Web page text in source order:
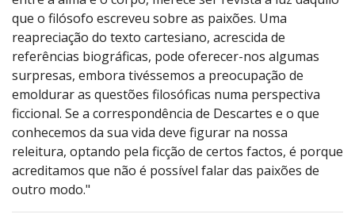
que o filósofo escreveu sobre as paixões. Uma
reapreciação do texto cartesiano, acrescida de
referências biográficas, pode oferecer-nos algumas
surpresas, embora tivéssemos a preocupação de
emoldurar as questões filosóficas numa perspectiva
ficcional. Se a correspondência de Descartes e o que
conhecemos da sua vida deve figurar na nossa
releitura, optando pela ficção de certos factos, é porque
acreditamos que não é possível falar das paixões de
outro modo."